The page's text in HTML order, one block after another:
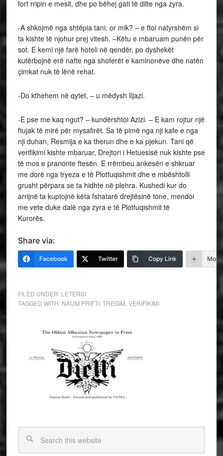
fort rripin e mesit, dhe po bëhej gati të dilte nga zyra.
-A shkojmë nga shtëpia tani, or mik? – e ftoi natyrshëm si
ta kishte të njohur prej vitesh. –Këtu e mbaruam punën për
sot. E kemi një farë hoteli në qendër, po dyshekët
kutërbojnë erë nafte nga shoferët e kaminonëve dhe natën
çimkat nuk të lënë rehat.
-Do kthehem në qytet, – u mëdysh Iljazi.
-E pse me kaq ngut? – kundërshtoi Azizi. – E kam rojtur një
ftujak të mirë për mysafirët. Sa të pimë nga nji kafe e nga
nji duhan, Resmija e ka therun dhe e ka pjekun. Tani që
verifikimi kishte mbaruar, Drejtori i Hetuesisë nuk kishte pse
të mos e pranonte ftesën. E rrëmbeu ankesën e shkruar
me dorë nga tryeza e të Plotfuqishmit dhe e mbështolli
grusht përpara se ta hidhte në plehra. Kushedi kur do
arrijnë ta kuptojnë këta fshatarë drejtësinë tone, mendoi
me vete duke dalë nga zyra e të Plotfuqishmit të
Kurorës.
Share via:
Facebook Twitter Copy Link More
FILED UNDER: LETERSI
TAGGED WITH: NAUM PRIFTI,TREGIM,VERIFIKIMI